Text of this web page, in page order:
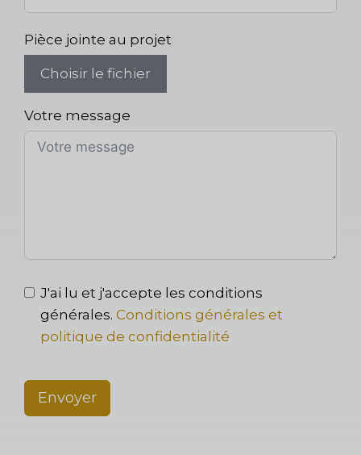
Pièce jointe au projet
Choisir le fichier
Votre message
J'ai lu et j'accepte les conditions
générales. Conditions générales et
politique de confidentialité
Envoyer